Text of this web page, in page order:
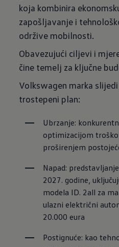
koja kombinira
zapošljavanje i
održive mobilnosti.
Obavezujući ciljevi i
čine temelj za ključne
Volkswagen marka
trostepeni plan:
Ubrzanje:
optimizacijom
proširenjem
Napad:
2027. godine,
modela ID. 2all za
ulazni električni
20.000 eura
Postignuće: kao